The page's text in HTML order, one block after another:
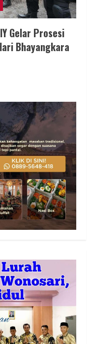
Gelar Prosesi
Bhayangkara